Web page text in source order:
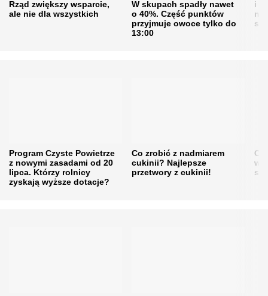
Rząd zwiększy wsparcie,
ale nie dla wszystkich
W skupach spadły nawet
o 40%. Część punktów
przyjmuje owoce tylko do
13:00
i
Program Czyste Powietrze
z nowymi zasadami od 20
lipca. Którzy rolnicy
zyskają wyższe dotacje?
Co zrobić z nadmiarem
cukinii? Najlepsze
przetwory z cukinii!
w